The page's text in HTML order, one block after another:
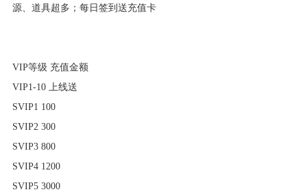
源、道具超多；每日签到送充值卡
VIP等级 充值金额
VIP1-10 上线送
SVIP1 100
SVIP2 300
SVIP3 800
SVIP4 1200
SVIP5 3000